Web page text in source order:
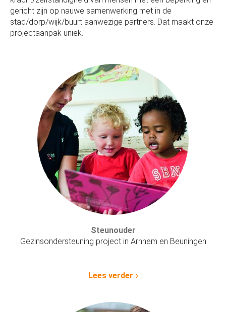
gericht zijn op nauwe samenwerking met in de
stad/dorp/wijk/buurt aanwezige partners. Dat maakt onze
projectaanpak uniek.
Steunouder
Gezinsondersteuning project in Arnhem en Beuningen
Lees verder